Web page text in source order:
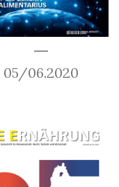
05/06.2020